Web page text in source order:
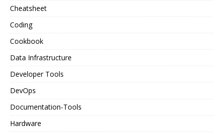
Cheatsheet
Coding
Cookbook
Data Infrastructure
Developer Tools
DevOps
Documentation-Tools
Hardware